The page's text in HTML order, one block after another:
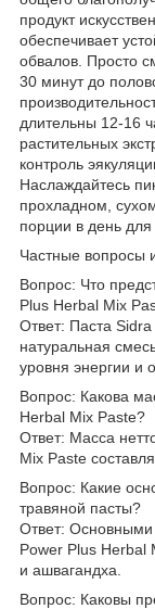
продукт
обеспечивает
обвалов. Просто
30 минут до
длительны 12-16
растительных
контроль
Наслаждайтесь
прохладном,
порции в день для
Частные вопросы
Вопрос: Что
Plus Herbal Mix
Ответ: Паста
натуральная
уровня энергии и
Вопрос: Какова
Herbal Mix Paste?
Ответ: Масса
Mix Paste
Вопрос: Какие
травяной пасты?
Ответ: Основными
Power Plus Herbal
и ашвагандха.
Вопрос: Каковы